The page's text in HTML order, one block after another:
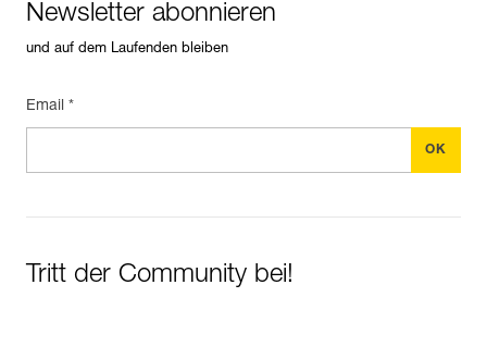
Newsletter abonnieren
und auf dem Laufenden bleiben
Email *
Tritt der Community bei!